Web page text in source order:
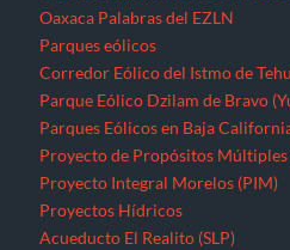
Hidroeléctrica La Parota
Hidroeléctrica Las Cruces (Nayarit)
Hidroeléctrica Paso de la Reina
Hidroeléctrica Paso de la Reina
Hidroeléctricas en la Sierra Norte
Presa La Maroma (SLP) Presa Los
Presa Picachos (Sinaloa)
Presa y Acueducto del Zapotillo
Proyecto Hidráulico Monterrey VI